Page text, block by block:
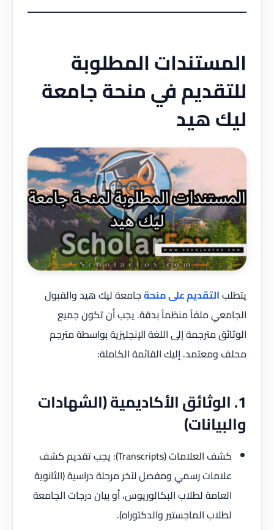
المستندات المطلوبة
للتقديم في منحة جامعة
ليك هيد
يتطلبالتقديم على منحةجامعة ليك هيد والقبول
الجامعي ملفاً منظماً بدقة. يجب أن تكون جميع
الوثائق مترجمة إلى اللغة الإنجليزية بواسطة مترجم
محلف ومعتمد. إليك القائمة الكاملة:
1. الوثائق الأكاديمية (الشهادات
والبيانات)
كشف العلامات (Transcripts): يجب تقديم كشف
علامات رسمي ومفصل لآخر مرحلة دراسية (الثانوية
العامة لطلاب البكالوريوس، أو بيان درجات الجامعة
لطلاب الماجستير والدكتوراه).